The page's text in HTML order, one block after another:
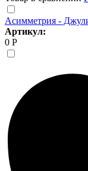
Асимметрия -
Артикул:
0 Р